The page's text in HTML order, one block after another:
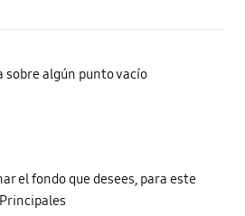
sobre algún punto vacío
el fondo que desees, para este